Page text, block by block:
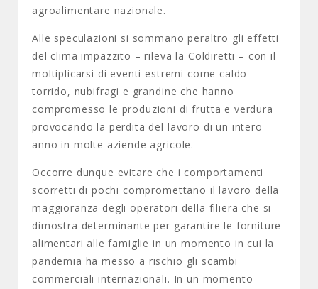
agroalimentare nazionale.
Alle speculazioni si sommano peraltro gli effetti
del clima impazzito – rileva la Coldiretti – con il
moltiplicarsi di eventi estremi come caldo
torrido, nubifragi e grandine che hanno
compromesso le produzioni di frutta e verdura
provocando la perdita del lavoro di un intero
anno in molte aziende agricole.
Occorre dunque evitare che i comportamenti
scorretti di pochi compromettano il lavoro della
maggioranza degli operatori della filiera che si
dimostra determinante per garantire le forniture
alimentari alle famiglie in un momento in cui la
pandemia ha messo a rischio gli scambi
commerciali internazionali. In un momento